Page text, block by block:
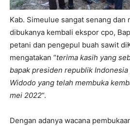
Kab. Simeulue sangat senang dan
dibukanya kembali ekspor cpo,
petani dan pengepul buah sawit
mengatakan “terima kasih yang
bapak presiden republik
Widodo yang telah membuka
mei 2022“.
Dengan adanya wacana